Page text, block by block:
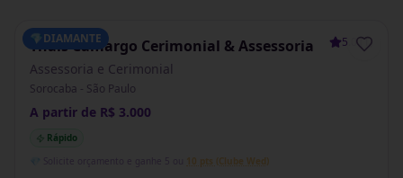
💎DIAMANTE
Thaís Camargo Cerimonial & Assessoria 5.0(1)
Assessoria e Cerimonial
Sorocaba - São Paulo
A partir de R$ 3.000
Rápido
10 pts (Clube Wed)